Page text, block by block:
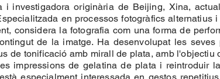
i investigadora originària de Beijing, Xina,
en processos fotogràfics alternatius
considera la fotografia com una forma de
de la imatge. Ha desenvolupat les seves
de tonificació amb mirall de plata, amb l'objectiu
impressions de gelatina de plata i reintroduir
especialment interessada en gestos